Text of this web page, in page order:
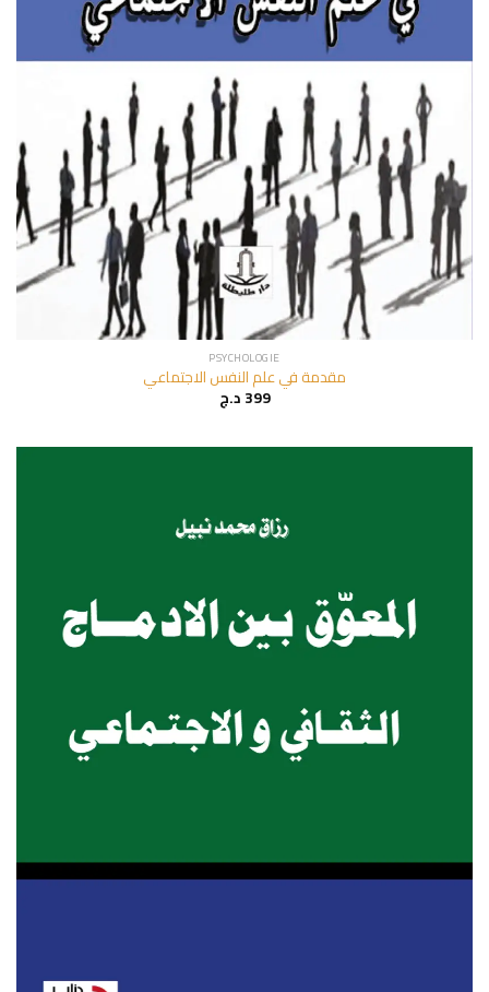
PSYCHOLOGIE
مقدمة في علم النفس الاجتماعي
399د.ج